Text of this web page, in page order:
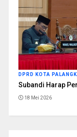
DPRD KOTA
Subandi Harap
18 Mei 2026